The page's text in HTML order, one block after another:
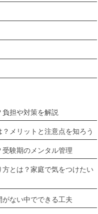
担や対策を解説
メリットと注意点を知ろう
験期のメンタル管理
とは？家庭で気をつけたい
ない中でできる工夫